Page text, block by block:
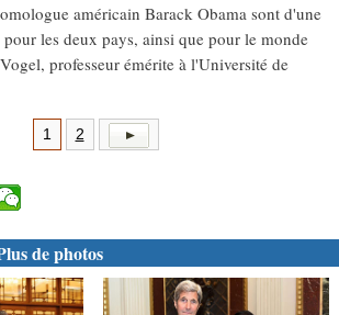
américain Barack Obama sont d'une
les deux pays, ainsi que pour le monde
professeur émérite à l'Université de
1 2
de photos